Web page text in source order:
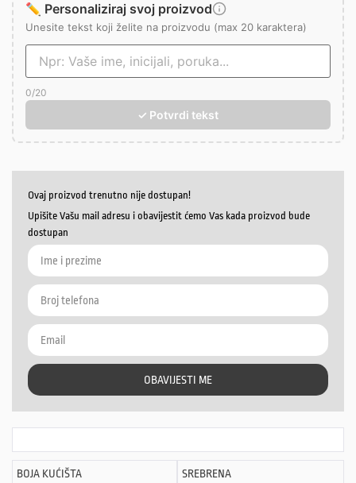
✏️ Personaliziraj svoj proizvod
Unesite tekst koji želite na proizvodu (max 20 karaktera)
0/20
✓ Potvrdi tekst
Ovaj proizvod trenutno nije dostupan!
Upišite Vašu mail adresu i obavijestit ćemo Vas kada proizvod bude
dostupan
OBAVIJESTI ME
BOJA KUĆIŠTA SREBRENA